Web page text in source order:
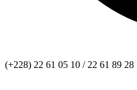
(+228) 22 61 05 10 / 22 61 89 28